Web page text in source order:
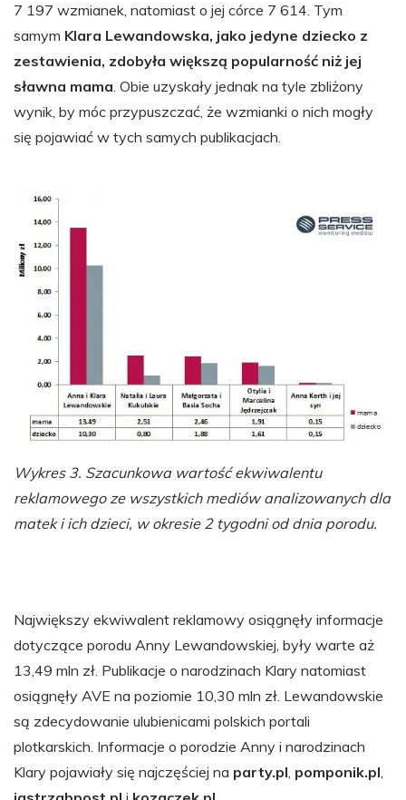
7 197 wzmianek, natomiast o jej córce 7 614. Tym
samym Klara Lewandowska, jako jedyne dziecko z
zestawienia, zdobyła większą popularność niż jej
sławna mama. Obie uzyskały jednak na tyle zbliżony
wynik, by móc przypuszczać, że wzmianki o nich mogły
się pojawiać w tych samych publikacjach.
Wykres 3. Szacunkowa wartość ekwiwalentu
reklamowego ze wszystkich mediów analizowanych dla
matek i ich dzieci, w okresie 2 tygodni od dnia porodu.
Największy ekwiwalent reklamowy osiągnęły informacje
dotyczące porodu Anny Lewandowskiej, były warte aż
13,49 mln zł. Publikacje o narodzinach Klary natomiast
osiągnęły AVE na poziomie 10,30 mln zł. Lewandowskie
są zdecydowanie ulubienicami polskich portali
plotkarskich. Informacje o porodzie Anny i narodzinach
Klary pojawiały się najczęściej na party.pl pomponik.pl